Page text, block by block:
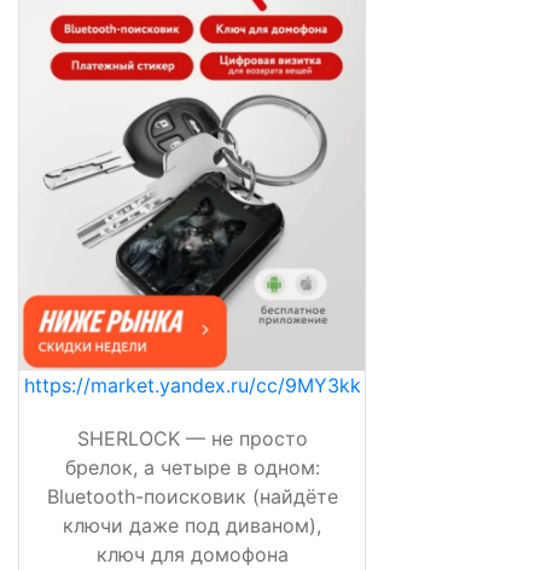
https://market.yandex.ru/cc/9MY3kk
SHERLOCK — не просто
брелок, а четыре в одном:
Bluetooth-поисковик (найдёте
ключи даже под диваном),
ключ для домофона